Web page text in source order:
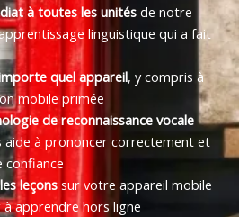
à toutes les unitésde notre
linguistique qui a fait
quel appareil, y compris à
mobile primée
de reconnaissance vocale
aide à prononcer correctement et
confiance
leçonssur votre appareil mobile
apprendre hors ligne